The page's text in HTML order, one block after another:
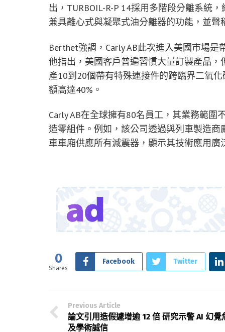
出，TURBOIL-R-P 14採用多階段分離系統
兼具離心式與凝聚式油分離器的功能，並
Berthet強調，Carly AB此次進入美國市場
他指出，美國客戶普遍習慣大量訂製產品，
產10到20個帶有特殊連接件的跨臨界二氧
額高達40%。
Carly AB在全球擁有80名員工，其業務範
造零組件。例如，該公司透過與列車製造
車車廂供應所有減震器，顯示其技術應用廣
0
Shares
Facebook Twitter
Previous Article
論文引用造假遽增逾 12 倍 研究示警 AI 幻覺
及學術誠信